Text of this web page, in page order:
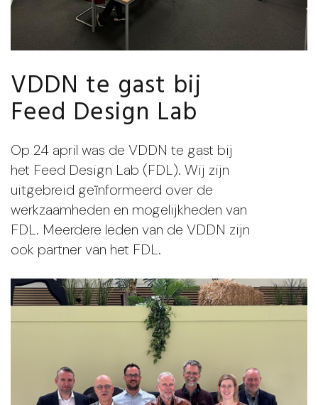
VDDN te gast bij
Feed Design Lab
Op 24 april was de VDDN te gast bij
het Feed Design Lab (FDL). Wij zijn
uitgebreid geïnformeerd over de
werkzaamheden en mogelijkheden van
FDL. Meerdere leden van de VDDN zijn
ook partner van het FDL.